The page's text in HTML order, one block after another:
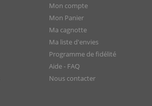
Mon compte
Mon Panier
Ma cagnotte
Ma liste d'envies
Programme de fidélité
Aide - FAQ
Nous contacter